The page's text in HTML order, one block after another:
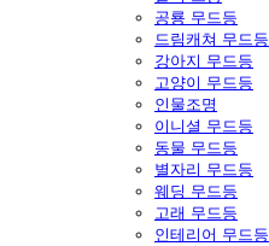
공룡 무드등
드림캐쳐 무드등
강아지 무드등
고양이 무드등
인물조명
이니셜 무드등
동물 무드등
별자리 무드등
웨딩 무드등
고래 무드등
인테리어 무드등